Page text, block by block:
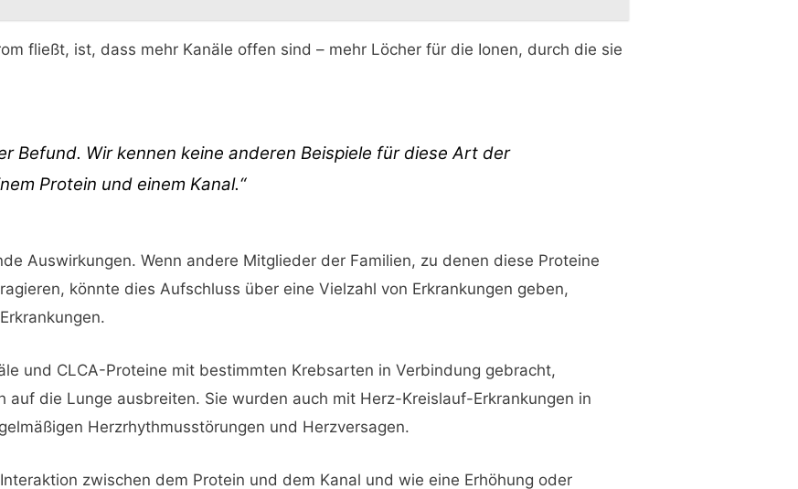
fließt, ist, dass mehr Kanäle offen sind – mehr Löcher für die Ionen, durch die sie
Befund. Wir kennen keine anderen Beispiele für diese Art der
Protein und einem Kanal.“
Auswirkungen. Wenn andere Mitglieder der Familien, zu denen diese Proteine
könnte dies Aufschluss über eine Vielzahl von Erkrankungen geben,
und CLCA-Proteine mit bestimmten Krebsarten in Verbindung gebracht,
auf die Lunge ausbreiten. Sie wurden auch mit Herz-Kreislauf-Erkrankungen in
Herzrhythmusstörungen und Herzversagen.
zwischen dem Protein und dem Kanal und wie eine Erhöhung oder